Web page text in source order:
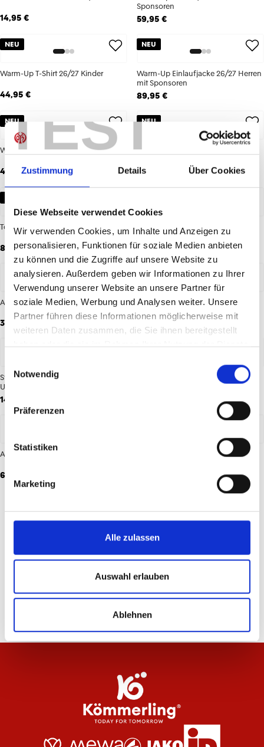
TEST
Zustimmung Details Über Cookies
Diese Webseite verwendet Cookies
Wir verwenden Cookies, um Inhalte und Anzeigen zu
personalisieren, Funktionen für soziale Medien anbieten
zu können und die Zugriffe auf unsere Website zu
analysieren. Außerdem geben wir Informationen zu Ihrer
Verwendung unserer Website an unsere Partner für
soziale Medien, Werbung und Analysen weiter. Unsere
Partner führen diese Informationen möglicherweise mit
weiteren Daten zusammen, die Sie ihnen bereitgestellt
haben oder die sie im Rahmen Ihrer Nutzung der Dienste
Notwendig
Präferenzen
Statistiken
Marketing
Alle zulassen
Auswahl erlauben
Ablehnen
14,95 €
Sponsoren
59,95 €
NEU
Warm-Up T-Shirt 26/27 Kinder
44,95 €
NEU
Warm-Up Einlaufjacke 26/27 Herren
mit Sponsoren
89,95 €
NEU
Warm-Up T-Shirt 26/27 Herren
49,95 €
NEU
Ausweichtrikot Langarm 26/27
94,95 €
Torwarttrikot Navy 26/27 Herren
84,95 €
Torwarttrikot Navy 26/27 Kinder
64,95 €
Ausweichshorts 26/27 Herren
39,95 €
Ausweichshorts 26/27 Kinder
34,95 €
Strumpfstutzen Ausweich 26/27
Unisex
14,95 €
Tube Stutzen Ausweich 26/27
Ausweichtrikot 26/27 Kinder
64,95 €
Ausweichtrikot 26/27 Damen
24 von 51
WEITERE PRODUKTE LADEN